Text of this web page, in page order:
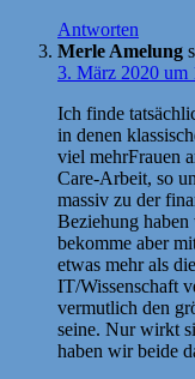
Antworten
Merle Amelung
3. März 2020 um
Ich finde
in denen
viel mehrFrauen
Care-Arbeit, so
massiv zu der
Beziehung
bekomme aber
etwas mehr als
IT/Wissenschaft
vermutlich den
seine. Nur wirkt
haben wir beide